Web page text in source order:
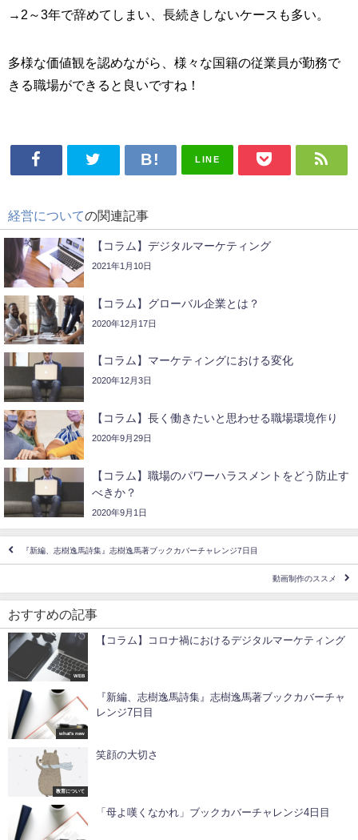
→2～3年で辞めてしまい、長続きしないケースも多い。
多様な価値観を認めながら、様々な国籍の従業員が勤務で
きる職場ができると良いですね！
LINE
経営についての関連記事
【コラム】デジタルマーケティング
2021年1月10日
【コラム】グローバル企業とは？
2020年12月17日
【コラム】マーケティングにおける変化
2020年12月3日
【コラム】長く働きたいと思わせる職場環境作り
2020年9月29日
【コラム】職場のパワーハラスメントをどう防止す
べきか？
2020年9月1日
『新編、志樹逸馬詩集』志樹逸馬著ブックカバーチャレンジ7日目
動画制作のススメ
おすすめの記事
WEB
【コラム】コロナ禍におけるデジタルマーケティング
what's new
『新編、志樹逸馬詩集』志樹逸馬著ブックカバーチャ
レンジ7日目
教育について
笑顔の大切さ
「母よ嘆くなかれ」ブックカバーチャレンジ4日目